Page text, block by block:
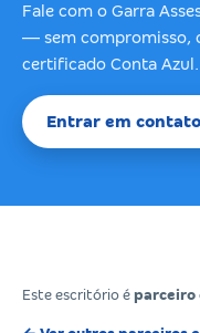
Fale com o Garra
— sem compromisso,
certificado Conta Azul.
Entrar em
Este escritório é parceiro